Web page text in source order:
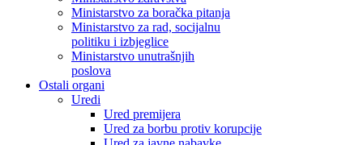
Ministarstvo za boračka pitanja
Ministarstvo za rad, socijalnu
politiku i izbjeglice
Ministarstvo unutrašnjih
poslova
Ostali organi
Uredi
Ured premijera
Ured za borbu protiv korupcije